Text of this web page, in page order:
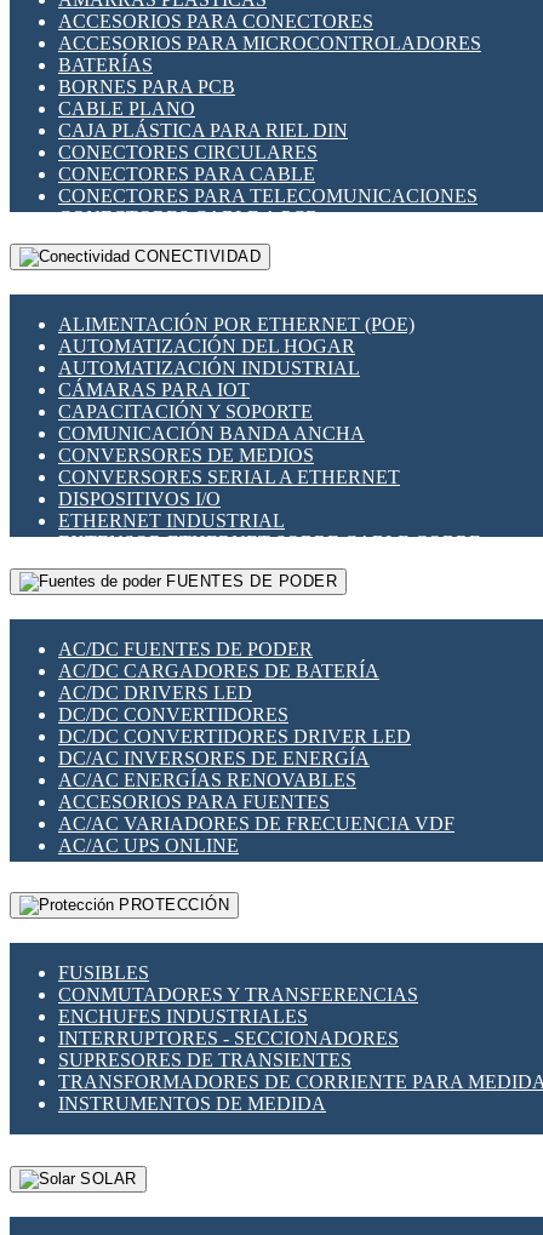
INDICADORES PARA PANEL
INTERFACES DE RELÉ
INTERRUPTORES FIN DE CARRERA
LLAVES CONMUTADORAS
MEDIDORES DE ENERGÍA Y TC'S DE CORRIENTE
MOTORES PASO A PASO
PANTALLAS HMI
PLC -CONTROLADORES LÓGICO PROGRAMABLES
PROGRAMADORES DE HORARIO
RELÉS DE PROTECCIÓN
SENSORES CAPACITIVOS
SENSORES INDUCTIVOS
TEMPORIZADORES
VARIACS
VARIADORES DE FRECUENCIA [VDF]
SECCIONADORES - INTERRUPTORES
MAQUINARIA
ACCESORIOS PARA CONECTORES
ACCESORIOS PARA MICROCONTROLADORES
BATERÍAS
BORNES PARA PCB
CABLE PLANO
CAJA PLÁSTICA PARA RIEL DIN
CONECTORES CIRCULARES
CONECTORES PARA CABLE
CONECTORES PARA TELECOMUNICACIONES
CONECTORES CABLE A PCB
CONECTORES PCB A CABLE
DIP SWITCHES
HERRAMIENTAS VARIAS
ILUMINACIÓN LED
INTERRUPTORES REED
INTERFACES DE RELÉ
OTROS RELÉS
PROTECCIÓN TÉRMICA
RELÉS AUTOMOTRICES
RELÉS DE SEÑAL
RELÉS DE ESTADO SÓLIDO SSR
RELÉS INDUSTRIALES
RELÉS MINIATURA DE POTENCIA
SENSORES MAGNÉTICOS
SWITCH Y MICROSWITCH
TARJETAS PI
UNIÓN Y DERIVACIÓN DE CABLE
CONECTIVIDAD
ALIMENTACIÓN POR ETHERNET (POE)
AUTOMATIZACIÓN DEL HOGAR
AUTOMATIZACIÓN INDUSTRIAL
CÁMARAS PARA IOT
CAPACITACIÓN Y SOPORTE
COMUNICACIÓN BANDA ANCHA
CONVERSORES DE MEDIOS
CONVERSORES SERIAL A ETHERNET
DISPOSITIVOS I/O
ETHERNET INDUSTRIAL
EXTENSOR ETHERNET SOBRE CABLE COBRE
GATEWAY LORAWAN
GESTIÓN DE REDES
PLACAS MODULARES IOT
SWITCHES Y REDES WIFI
SOLUCIONES IOT
SOLUCIONES LORAWAN
SOLUCIONES RED CELULAR
SEGURIDAD PARA REDES
SWITCHES LAN
TELEFONÍA IP (VOIP)
VIGILANCIA IP (CCTV)
MESHTASTIC
FUENTES DE PODER
AC/DC FUENTES DE PODER
AC/DC CARGADORES DE BATERÍA
AC/DC DRIVERS LED
DC/DC CONVERTIDORES
DC/DC CONVERTIDORES DRIVER LED
DC/AC INVERSORES DE ENERGÍA
AC/AC ENERGÍAS RENOVABLES
ACCESORIOS PARA FUENTES
AC/AC VARIADORES DE FRECUENCIA VDF
AC/AC UPS ONLINE
PROTECCIÓN
FUSIBLES
CONMUTADORES Y TRANSFERENCIAS
ENCHUFES INDUSTRIALES
INTERRUPTORES - SECCIONADORES
SUPRESORES DE TRANSIENTES
TRANSFORMADORES DE CORRIENTE PARA
INSTRUMENTOS DE MEDIDA
SOLAR